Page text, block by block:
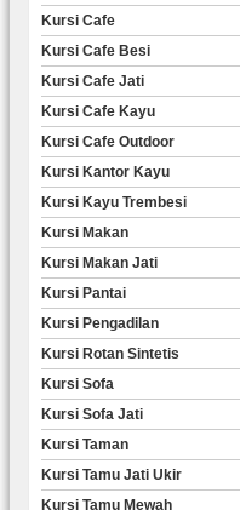
Kursi Cafe
Kursi Cafe Besi
Kursi Cafe Jati
Kursi Cafe Kayu
Kursi Cafe Outdoor
Kursi Kantor Kayu
Kursi Kayu Trembesi
Kursi Makan
Kursi Makan Jati
Kursi Pantai
Kursi Pengadilan
Kursi Rotan Sintetis
Kursi Sofa
Kursi Sofa Jati
Kursi Taman
Kursi Tamu Jati Ukir
Kursi Tamu Mewah